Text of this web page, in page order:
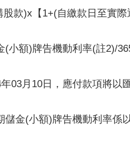
款)x【1+(自繳款日至實
小額)牌告機動利率(註2)/
03月10日，應付款項將以
儲金(小額)牌告機動利率係